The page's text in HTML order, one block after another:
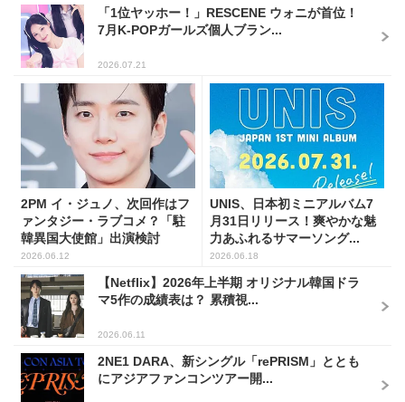
「1位ヤッホー！」RESCENE ウォニが首位！
7月K-POPガールズ個人ブラン...
2026.07.21
2PM イ・ジュノ、次回作はフ
ァンタジー・ラブコメ？「駐
韓異国大使館」出演検討
2026.06.12
UNIS、日本初ミニアルバム7
月31日リリース！爽やかな魅
力あふれるサマーソング...
2026.06.18
【Netflix】2026年上半期 オリジナル韓国ドラ
マ5作の成績表は？ 累積視...
2026.06.11
2NE1 DARA、新シングル「rePRISM」ととも
にアジアファンコンツアー開...